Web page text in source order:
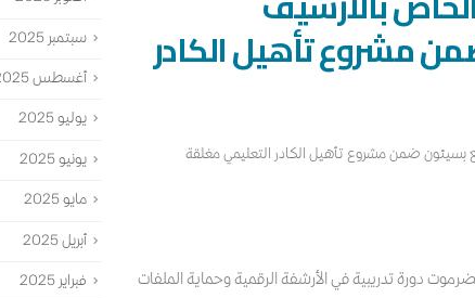
مشروع تأهيل الكادر
بسيئون ضمن مشروع تأهيل الكادر التعليمي مغلقة
دورة تدريبية في الأرشفة الرقمية وحماية الملفات
سبتمبر 2025
أغسطس 2025
يوليو 2025
يونيو 2025
مايو 2025
أبريل 2025
فبراير 2025